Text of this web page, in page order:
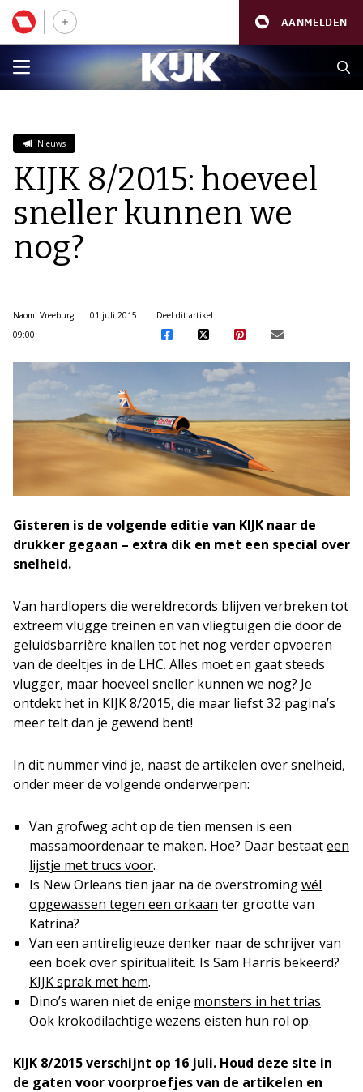
AANMELDEN
Nieuws
KIJK 8/2015: hoeveel
sneller kunnen we
nog?
Naomi Vreeburg
01 juli 2015
09:00
Deel dit artikel:
Gisteren is de volgende editie van KIJK naar de
drukker gegaan – extra dik en met een special over
snelheid.
Van hardlopers die wereldrecords blijven verbreken tot
extreem vlugge treinen en van vliegtuigen die door de
geluidsbarrière knallen tot het nog verder opvoeren
van de deeltjes in de LHC. Alles moet en gaat steeds
vlugger, maar hoeveel sneller kunnen we nog? Je
ontdekt het in KIJK 8/2015, die maar liefst 32 pagina’s
meer telt dan je gewend bent!
In dit nummer vind je, naast de artikelen over snelheid,
onder meer de volgende onderwerpen:
Van grofweg acht op de tien mensen is een
massamoordenaar te maken. Hoe? Daar bestaateen
lijstje met trucs voor.
Is New Orleans tien jaar na de overstromingwél
opgewassen tegen een orkaan ter grootte van
Katrina?
Van een antireligieuze denker naar de schrijver van
een boek over spiritualiteit. Is Sam Harris bekeerd?
KIJK sprak met hem.
Dino’s waren niet de enige monsters in het trias.
Ook krokodilachtige wezens eisten hun rol op.
KIJK 8/2015 verschijnt op 16 juli. Houd deze site in
de gaten voor voorproefjes van de artikelen en